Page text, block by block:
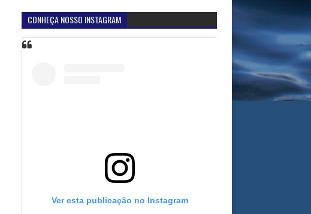
CONHEÇA NOSSO INSTAGRAM
Ver esta publicação no Instagram